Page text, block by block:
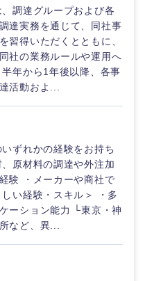
調達グループおよび各
達実務を通じて、同社事
習得いただくとともに、
社の業務ルールや運用へ
年から1年後以降、各事
活動およ...
ずれかの経験をお持ち
原材料の調達や外注加
験 ・メーカーや商社で
い経験・スキル＞ ・多
ーション能力 └東京・神
など、異...